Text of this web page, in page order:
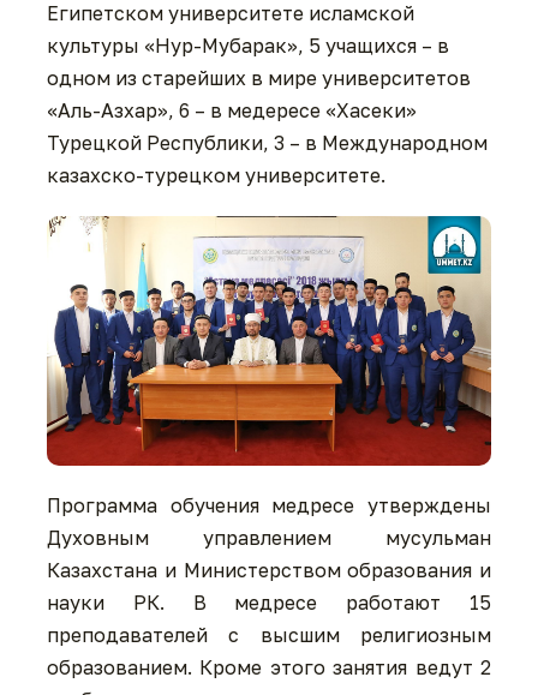
Египетском университете исламской
культуры «Нур-Мубарак», 5 учащихся – в
одном из старейших в мире университетов
«Аль-Азхар», 6 – в медересе «Хасеки»
Турецкой Республики, 3 – в Международном
казахско-турецком университете.
Программа обучения медресе утверждены
Духовным управлением мусульман
Казахстана и Министерством образования и
науки РК. В медресе работают 15
преподавателей с высшим религиозным
образованием. Кроме этого занятия ведут 2